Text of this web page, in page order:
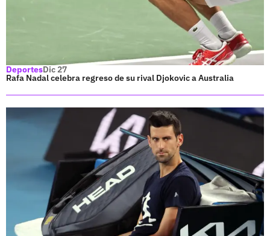
DeportesDic 27
Rafa Nadal celebra regreso de su rival Djokovic a Australia